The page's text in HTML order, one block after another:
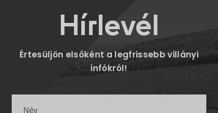
Hírlevél
Értesüljön elsőként a legfrissebb villányi
infókról!